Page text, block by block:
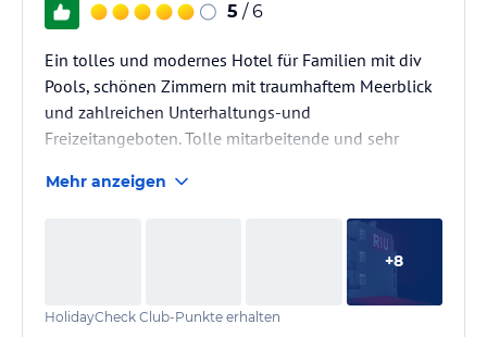
5 / 6
Ein tolles und modernes Hotel für Familien mit div
Pools, schönen Zimmern mit traumhaftem Meerblick
und zahlreichen Unterhaltungs-und
Freizeitangeboten. Tolle mitarbeitende und sehr
rundum gelungener Familienurlaub.
Mehr anzeigen
+8
HolidayCheck Club-Punkte erhalten